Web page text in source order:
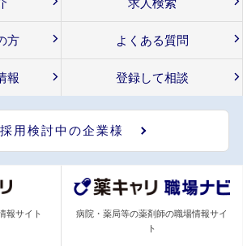
方 よくある質問
報 登録して相談
採用検討中の企業様
報サイト
病院・薬局等の薬剤師の職場情報サイ
ト